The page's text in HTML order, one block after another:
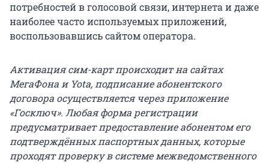
потребностей в голосовой связи, интернета и даже
наиболее часто используемых приложений,
воспользовавшись сайтом оператора.
Активация сим-карт происходит на сайтах
МегаФона и Yota, подписание абонентского
договора осуществляется через приложение
«Госключ». Любая форма регистрации
предусматривает предоставление абонентом его
подтверждённых паспортных данных, которые
проходят проверку в системе межведомственного